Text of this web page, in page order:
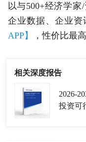
以与500+经济学
企业数据、企业资
APP】
，性价比最
相关深度报告
2026-
投资可